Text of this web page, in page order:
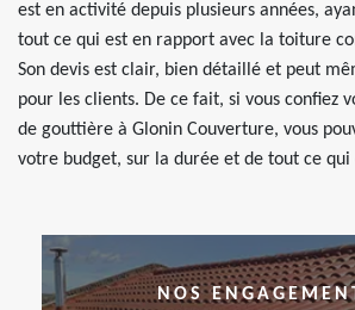
est en activité depuis plusieurs années,
tout ce qui est en rapport avec la toiture
Son devis est clair, bien détaillé et peut
pour les clients. De ce fait, si vous confiez
de gouttière à Glonin Couverture, vous
votre budget, sur la durée et de tout ce qui
NOS